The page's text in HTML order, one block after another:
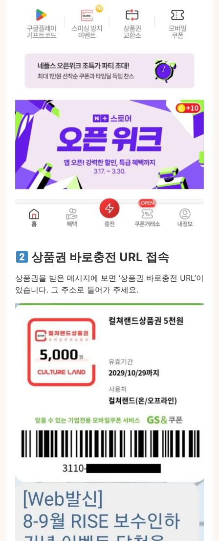
상품권 바로충전 URL 접속
상품권을 받은 메시지에 보면 ‘상품권 바로충전 URL’이
있습니다. 그 주소로 들어가 주세요.